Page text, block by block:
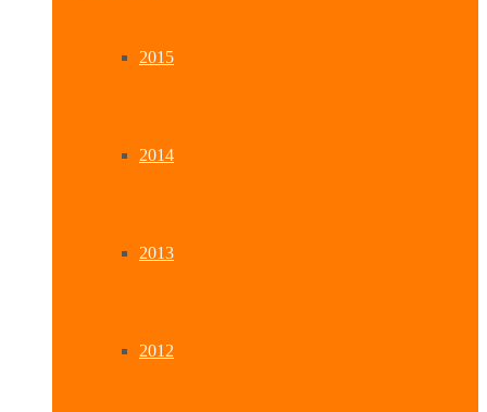
2015
2014
2013
2012